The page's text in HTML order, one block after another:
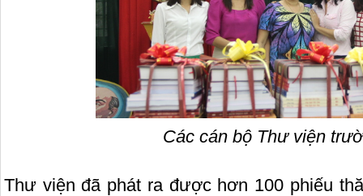
Các cán bộ Thư viện
Thư viện đã phát ra được hơn 100 phiếu